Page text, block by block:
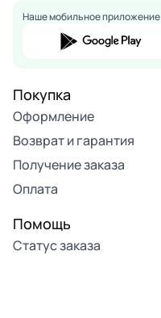
Наше мобильное приложение
Покупка
Оформление
Возврат и гарантия
Получение заказа
Оплата
Помощь
Статус заказа